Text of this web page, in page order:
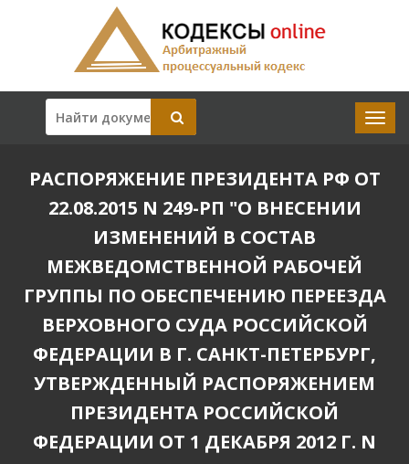
РАСПОРЯЖЕНИЕ ПРЕЗИДЕНТА РФ ОТ
22.08.2015 N 249-РП "О ВНЕСЕНИИ
ИЗМЕНЕНИЙ В СОСТАВ
МЕЖВЕДОМСТВЕННОЙ РАБОЧЕЙ
ГРУППЫ ПО ОБЕСПЕЧЕНИЮ ПЕРЕЕЗДА
ВЕРХОВНОГО СУДА РОССИЙСКОЙ
ФЕДЕРАЦИИ В Г. САНКТ-ПЕТЕРБУРГ,
УТВЕРЖДЕННЫЙ РАСПОРЯЖЕНИЕМ
ПРЕЗИДЕНТА РОССИЙСКОЙ
ФЕДЕРАЦИИ ОТ 1 ДЕКАБРЯ 2012 Г. N